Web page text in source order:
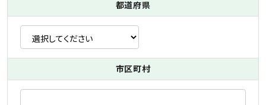
都道府県
市区町村